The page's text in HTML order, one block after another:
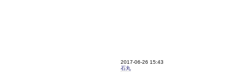
2017-06-26 15:43
石丸